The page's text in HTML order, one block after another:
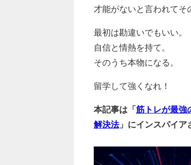
才能がないと言われてそ
最初は勘違いでもいい。
自信と情熱を持て。
そのうち本物になる。
留学して強くなれ！
本記事は「筋トレが最強
解決法」にインスパイア